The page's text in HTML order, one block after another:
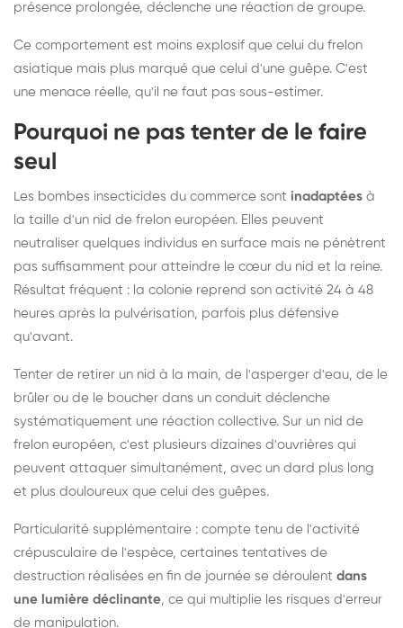
présence prolongée, déclenche une réaction de groupe.
Ce comportement est moins explosif que celui du frelon
asiatique mais plus marqué que celui d'une guêpe. C'est
une menace réelle, qu'il ne faut pas sous-estimer.
Pourquoi ne pas tenter de le faire
seul
Les bombes insecticides du commerce sont inadaptées à
la taille d'un nid de frelon européen. Elles peuvent
neutraliser quelques individus en surface mais ne pénètrent
pas suffisamment pour atteindre le cœur du nid et la reine.
Résultat fréquent : la colonie reprend son activité 24 à 48
heures après la pulvérisation, parfois plus défensive
qu'avant.
Tenter de retirer un nid à la main, de l'asperger d'eau, de le
brûler ou de le boucher dans un conduit déclenche
systématiquement une réaction collective. Sur un nid de
frelon européen, c'est plusieurs dizaines d'ouvrières qui
peuvent attaquer simultanément, avec un dard plus long
et plus douloureux que celui des guêpes.
Particularité supplémentaire : compte tenu de l'activité
crépusculaire de l'espèce, certaines tentatives de
destruction réalisées en fin de journée se déroulent dans
une lumière déclinante, ce qui multiplie les risques d'erreur
de manipulation.